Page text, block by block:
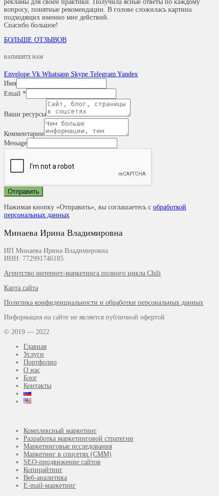
рекламы для своей практики. Получила ясные ответы по каждому
вопросу, понятные рекомендации. В голове сложилась картина
подходящих именно мне действий.
Спасибо большое!
БОЛЬШЕ ОТЗЫВОВ
НАПИШИТЕ НАМ
Envelope Vk Whatsapp Skype Telegram Yandex
Имя
Email *
Ваши ресурсы
Комментарии
Message
Отправить
Нажимая кнопку «Отправить», вы соглашаетесь с обработкой
персональных данных
Минаева Ирина Владимировна
ИП Минаева Ирина Владимировна
ИНН: 772991746185
Агентство интернет-маркетинга полного цикла Chili
Карта сайта
Политика конфиденциальности и обработки персональных данных
Информация на сайте не является публичной офертой
© 2019 — 2022
Главная
Услуги
Портфолио
О нас
Блог
Контакты
Комплексный маркетинг
Разработка маркетинговой стратегии
Маркетинговые исследования
Маркетинг в соцсетях (СММ)
SEO-продвижение сайтов
Копирайтинг
Веб-аналитика
E-mail-маркетинг